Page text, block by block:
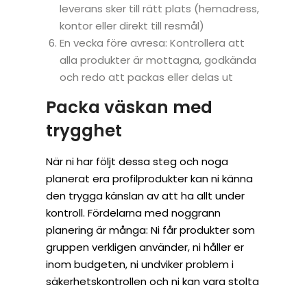
leverans sker till rätt plats (hemadress,
kontor eller direkt till resmål)
En vecka före avresa: Kontrollera att
alla produkter är mottagna, godkända
och redo att packas eller delas ut
Packa väskan med
trygghet
När ni har följt dessa steg och noga
planerat era profilprodukter kan ni känna
den trygga känslan av att ha allt under
kontroll. Fördelarna med noggrann
planering är många: Ni får produkter som
gruppen verkligen använder, ni håller er
inom budgeten, ni undviker problem i
säkerhetskontrollen och ni kan vara stolta